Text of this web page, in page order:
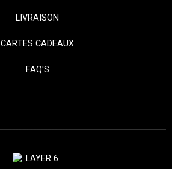
LIVRAISON
CARTES CADEAUX
FAQ'S